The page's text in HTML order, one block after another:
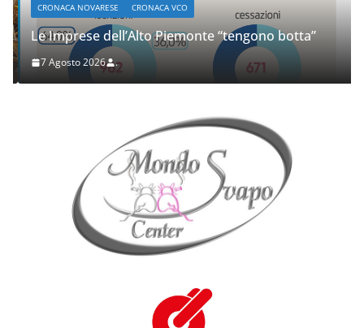
CRONACA NOVARESE CRONACA VCO
Le Imprese dell’Alto Piemonte “tengono botta”
7 Agosto 2026 .